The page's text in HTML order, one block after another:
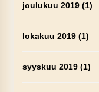
joulukuu 2019(1)
lokakuu 2019(1)
syyskuu 2019(1)